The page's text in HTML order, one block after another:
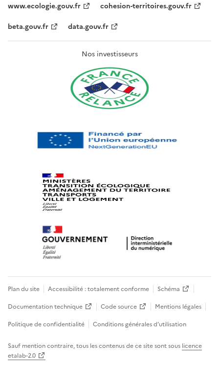
www.ecologie.gouv.fr
cohesion-territoires.gouv.fr
beta.gouv.fr
data.gouv.fr
Nos investisseurs
Plan du site Accessibilité : totalement conforme
Schéma
Documentation technique
Code source
Mentions légales
Politique de confidentialité
Conditions générales d’utilisation
Sauf mention contraire, tous les contenus de ce site sont sous licence
etalab-2.0